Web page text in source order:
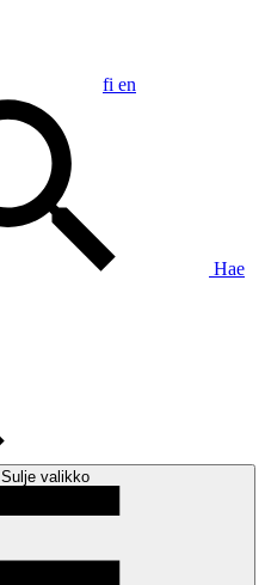
fi en
Hae
Sulje valikko